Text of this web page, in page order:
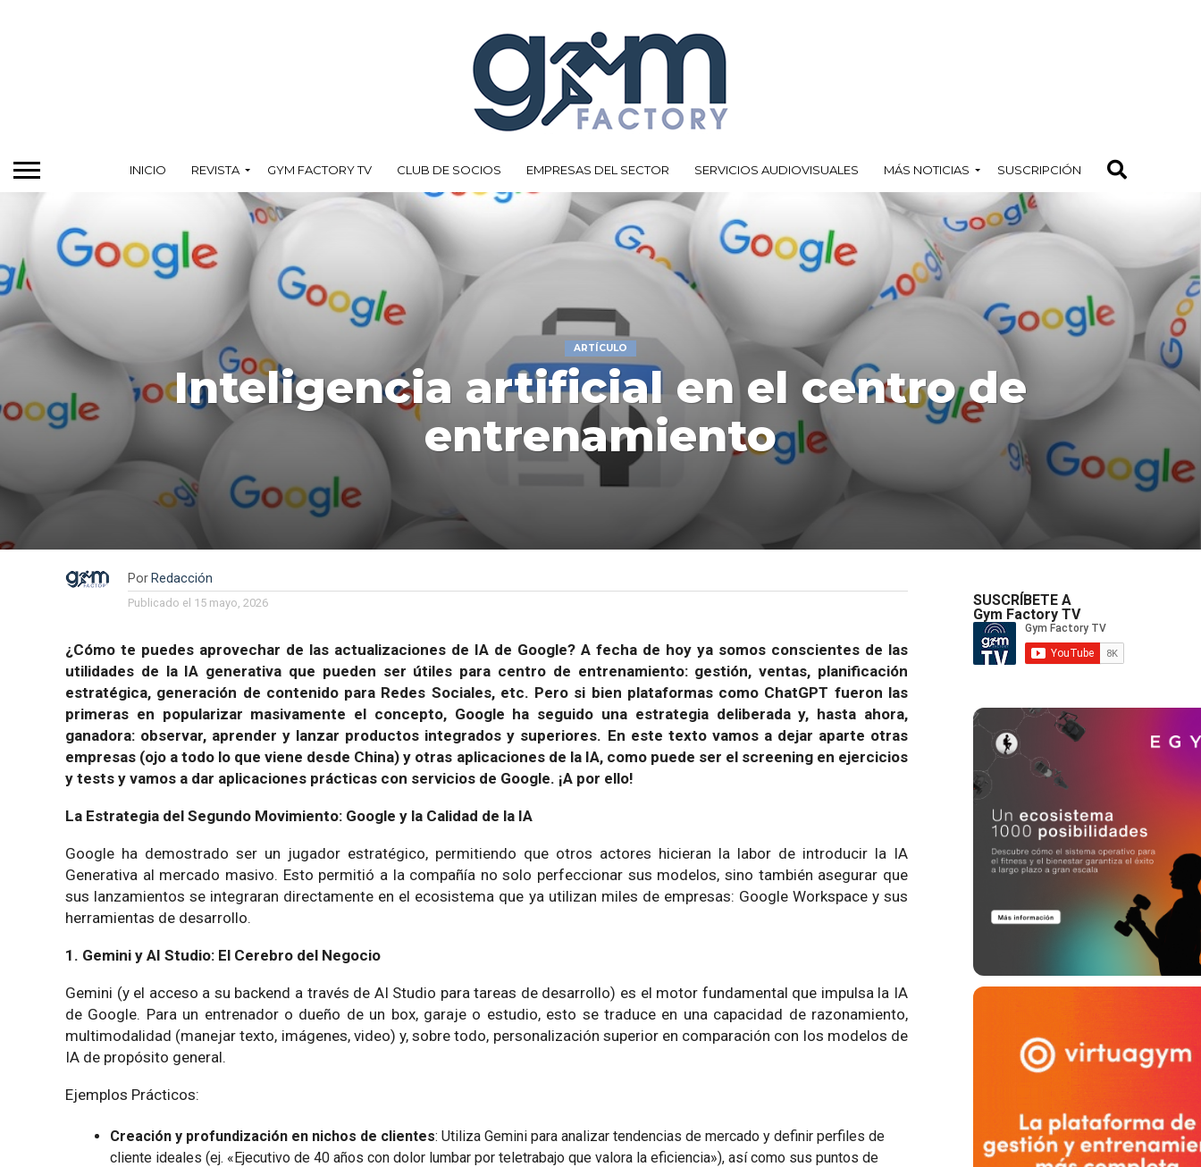
INICIO REVISTA GYM FACTORY TV CLUB DE SOCIOS EMPRESAS DEL SECTOR SERVICIOS AUDIOVISUALES MÁS NOTICIAS SUSCRIPCIÓN
ARTÍCULO
Inteligencia artificial en el centro de
entrenamiento
Por Redacción
Publicado el 15 mayo, 2026
¿Cómo te puedes aprovechar de las actualizaciones de IA de Google? A fecha de hoy ya somos conscientes de las
utilidades de la IA generativa que pueden ser útiles para centro de entrenamiento: gestión, ventas, planificación
estratégica, generación de contenido para Redes Sociales, etc. Pero si bien plataformas como ChatGPT fueron las
primeras en popularizar masivamente el concepto, Google ha seguido una estrategia deliberada y, hasta ahora,
ganadora: observar, aprender y lanzar productos integrados y superiores. En este texto vamos a dejar aparte otras
empresas (ojo a todo lo que viene desde China) y otras aplicaciones de la IA, como puede ser el screening en ejercicios
y tests y vamos a dar aplicaciones prácticas con servicios de Google. ¡A por ello!
La Estrategia del Segundo Movimiento: Google y la Calidad de la IA
Google ha demostrado ser un jugador estratégico, permitiendo que otros actores hicieran la labor de introducir la IA
Generativa al mercado masivo. Esto permitió a la compañía no solo perfeccionar sus modelos, sino también asegurar que
sus lanzamientos se integraran directamente en el ecosistema que ya utilizan miles de empresas: Google Workspace y sus
herramientas de desarrollo.
1. Gemini y AI Studio: El Cerebro del Negocio
Gemini (y el acceso a su backend a través de AI Studio para tareas de desarrollo) es el motor fundamental que impulsa la IA
de Google. Para un entrenador o dueño de un box, garaje o estudio, esto se traduce en una capacidad de razonamiento,
multimodalidad (manejar texto, imágenes, video) y, sobre todo, personalización superior en comparación con los modelos de
IA de propósito general.
Ejemplos Prácticos:
Creación y profundización en nichos de clientes: Utiliza Gemini para analizar tendencias de mercado y definir perfiles de
cliente ideales (ej. «Ejecutivo de 40 años con dolor lumbar por teletrabajo que valora la eficiencia»), así como sus puntos de
SUSCRÍBETE A
Gym Factory TV